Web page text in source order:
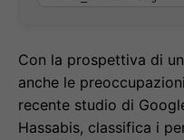
Con la prospettiva di
anche le
recente studio di
Hassabis, classifica i